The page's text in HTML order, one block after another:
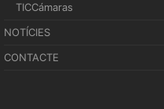
TICCámaras
NOTÍCIES
CONTACTE